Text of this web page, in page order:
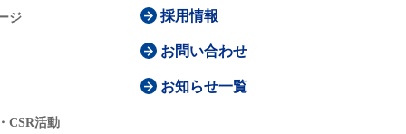
ジ
CSR活動
採用情報
お問い合わせ
お知らせ一覧